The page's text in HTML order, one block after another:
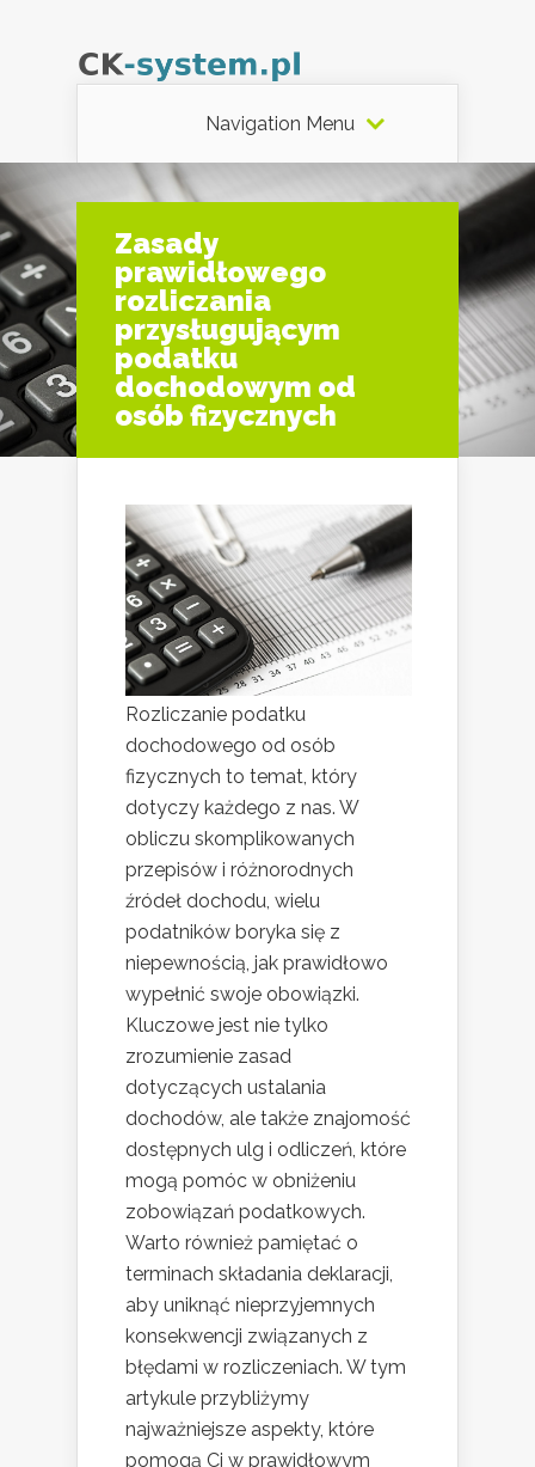
Navigation Menu
Zasady
prawidłowego
rozliczania
przysługującym
podatku
dochodowym od
osób fizycznych
Rozliczanie podatku
dochodowego od osób
fizycznych to temat, który
dotyczy każdego z nas. W
obliczu skomplikowanych
przepisów i różnorodnych
źródeł dochodu, wielu
podatników boryka się z
niepewnością, jak prawidłowo
wypełnić swoje obowiązki.
Kluczowe jest nie tylko
zrozumienie zasad
dotyczących ustalania
dochodów, ale także znajomość
dostępnych ulg i odliczeń, które
mogą pomóc w obniżeniu
zobowiązań podatkowych.
Warto również pamiętać o
terminach składania deklaracji,
aby uniknąć nieprzyjemnych
konsekwencji związanych z
błędami w rozliczeniach. W tym
artykule przybliżymy
najważniejsze aspekty, które
pomogą Ci w prawidłowym